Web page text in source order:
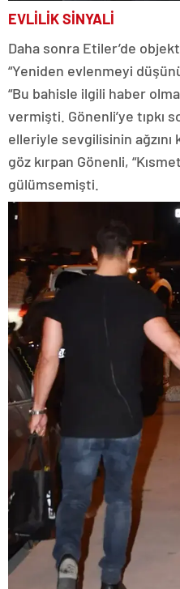
EVLİLİK SİNYALİ
Daha sonra Etiler’de
“Yeniden evlenmeyi
“Bu bahisle ilgili haber
vermişti. Gönenli’ye tıpkı
elleriyle sevgilisinin ağzını
göz kırpan Gönenli,
gülümsemişti.